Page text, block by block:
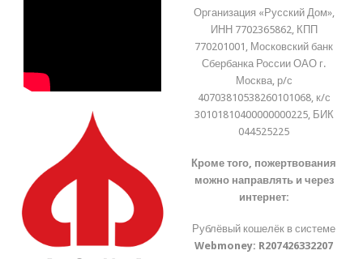
Организация «Русский Дом»,
ИНН 7702365862, КПП
770201001, Московский банк
Сбербанка России ОАО г.
Москва, р/с
40703810538260101068, к/с
30101810400000000225, БИК
044525225
Кроме того, пожертвования
можно направлять и через
интернет:
Рублёвый кошелёк в системе
Webmoney: R207426332207